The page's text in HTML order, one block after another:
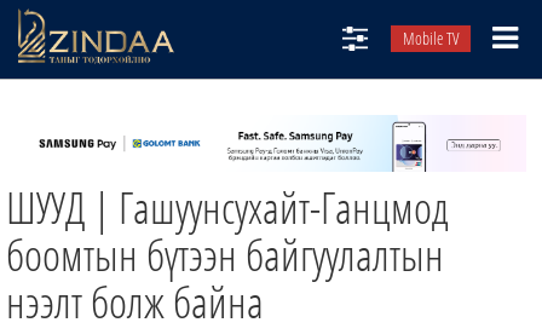
Mobile TV
ТВ8
ӨГЛӨӨНИЙ СОНИН
АУДИО ЗОХИОЛ
ЗИНДАА СЭТГҮҮЛ
ШУУД | Гашуунсухайт-Ганцмод
боомтын бүтээн байгуулалтын
нээлт болж байна